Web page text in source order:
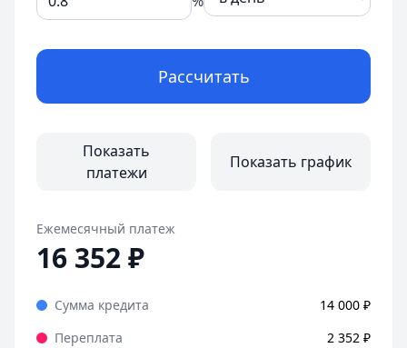
Рассчитать
Показать
платежи
Показать график
Ежемесячный платеж
16 352₽
Сумма кредита 14 000 ₽
Переплата
2 352 ₽